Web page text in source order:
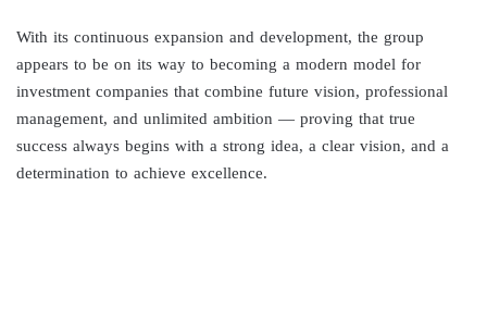
With its continuous expansion and development, the group
appears to be on its way to becoming a modern model for
investment companies that combine future vision, professional
management, and unlimited ambition — proving that true
success always begins with a strong idea, a clear vision, and a
determination to achieve excellence.